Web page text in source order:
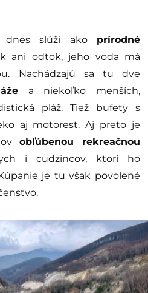
dnes slúži ako prírodné
ani odtok, jeho voda má
Nachádzajú sa tu dve
a niekoľko menších,
pláž. Tiež bufety s
aj motorest. Aj preto je
obľúbenou rekreačnou
i cudzincov, ktorí ho
je tu však povolené